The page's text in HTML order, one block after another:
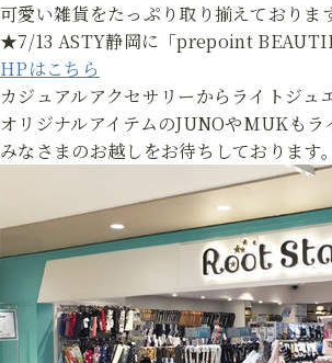
可愛い雑貨をたっぷり取り揃えておりま
★7/13 ASTY静岡に「prepoint
HPはこちら
カジュアルアクセサリーからライトジュ
オリジナルアイテムのJUNOやMUKもラ
みなさまのお越しをお待ちしております。